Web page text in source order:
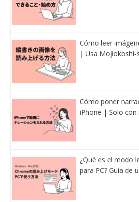
Cómo leer
| Usa Mojiokoshi-
Cómo poner
iPhone | Solo con
¿Qué es el modo
para PC? Guía de